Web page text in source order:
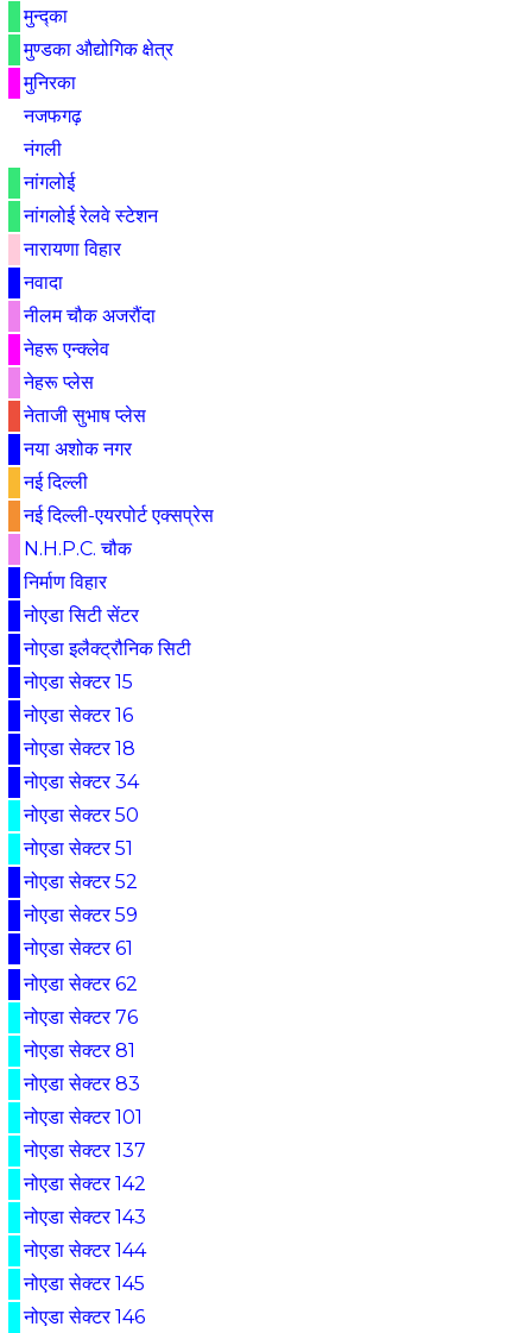
मुन्द्का
मुण्डका औद्योगिक क्षेत्र
मुनिरका
नजफगढ़
नंगली
नांगलोई
नांगलोई रेलवे स्टेशन
नारायणा विहार
नवादा
नीलम चौक अजरौंदा
नेहरू एन्क्लेव
नेहरू प्लेस
नेताजी सुभाष प्लेस
नया अशोक नगर
नई दिल्ली
नई दिल्ली-एयरपोर्ट एक्सप्रेस
N.H.P.C. चौक
निर्माण विहार
नोएडा सिटी सेंटर
नोएडा इलैक्ट्रौनिक सिटी
नोएडा सेक्टर 15
नोएडा सेक्टर 16
नोएडा सेक्टर 18
नोएडा सेक्टर 34
नोएडा सेक्टर 50
नोएडा सेक्टर 51
नोएडा सेक्टर 52
नोएडा सेक्टर 59
नोएडा सेक्टर 61
नोएडा सेक्टर 62
नोएडा सेक्टर 76
नोएडा सेक्टर 81
नोएडा सेक्टर 83
नोएडा सेक्टर 101
नोएडा सेक्टर 137
नोएडा सेक्टर 142
नोएडा सेक्टर 143
नोएडा सेक्टर 144
नोएडा सेक्टर 145
नोएडा सेक्टर 146